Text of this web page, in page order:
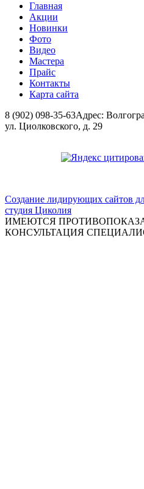
Главная
Акции
Новинки
Фото
Видео
Мастера
Прайс
Контакты
Карта сайта
8 (902) 098-35-63Адрес:
ул. Циолковского, д. 29
Создание лидирующих сайтов
студия Циколия
ИМЕЮТСЯ
КОНСУЛЬТАЦИЯ